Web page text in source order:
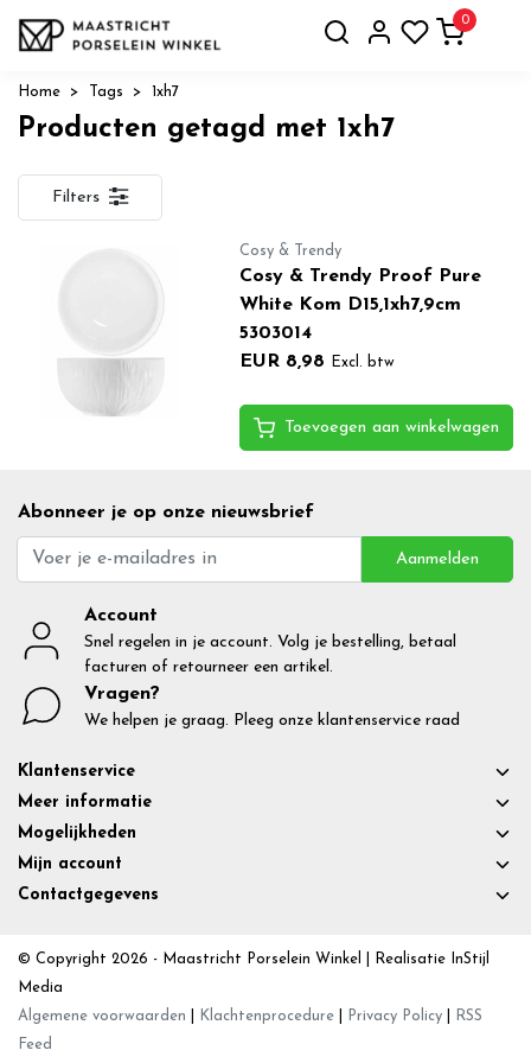
0
Home Tags 1xh7
Producten getagd met 1xh7
Filters
Cosy & Trendy
Cosy & Trendy Proof Pure
White Kom D15,1xh7,9cm
5303014
EUR 8,98
Excl. btw
Toevoegen aan winkelwagen
Abonneer je op onze nieuwsbrief
Aanmelden
Account
Snel regelen in je account. Volg je bestelling, betaal
facturen of retourneer een artikel.
Vragen?
We helpen je graag. Pleeg onze klantenservice raad
Klantenservice
Meer informatie
Mogelijkheden
Mijn account
Contactgegevens
© Copyright 2026 - Maastricht Porselein Winkel | Realisatie InStijl
Media
Algemene voorwaarden
Klachtenprocedure Privacy Policy
RSS
Feed